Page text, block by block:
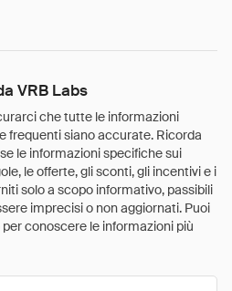
VRB Labs
che tutte le informazioni
frequenti siano accurate. Ricorda
le informazioni specifiche sui
le offerte, gli sconti, gli incentivi e i
solo a scopo informativo, passibili
imprecisi o non aggiornati. Puoi
conoscere le informazioni più